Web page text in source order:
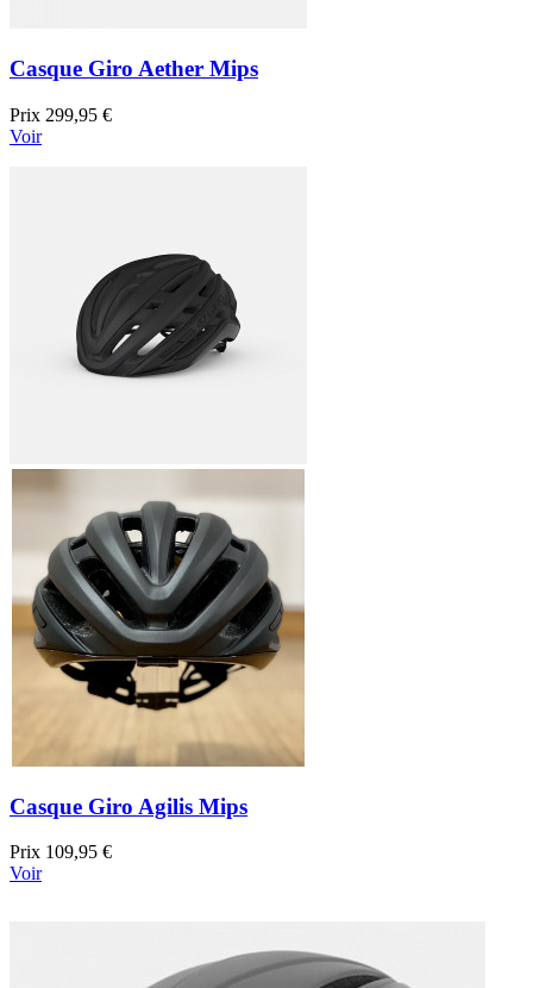
Casque Giro Aether Mips
Prix 299,95 €
Voir
Casque Giro Agilis Mips
Prix 109,95 €
Voir